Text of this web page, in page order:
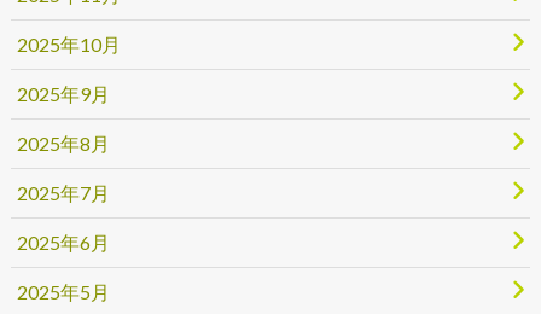
2025年10月
2025年9月
2025年8月
2025年7月
2025年6月
2025年5月